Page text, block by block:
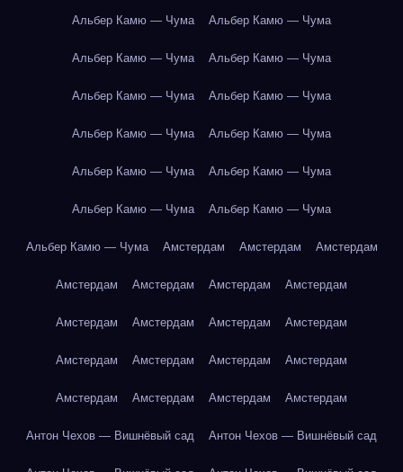
Альбер Камю — Чума Альбер Камю — Чума
Альбер Камю — Чума Альбер Камю — Чума
Альбер Камю — Чума Альбер Камю — Чума
Альбер Камю — Чума Альбер Камю — Чума
Альбер Камю — Чума Альбер Камю — Чума
Альбер Камю — Чума Альбер Камю — Чума
Альбер Камю — Чума Амстердам Амстердам Амстердам
Амстердам Амстердам Амстердам Амстердам
Амстердам Амстердам Амстердам Амстердам
Амстердам Амстердам Амстердам Амстердам
Амстердам Амстердам Амстердам Амстердам
Антон Чехов — Вишнёвый сад Антон Чехов — Вишнёвый сад